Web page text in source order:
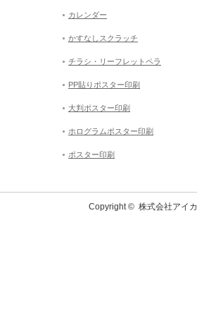
カレンダー
かすなしスクラッチ
チラシ・リーフレットペラ
PP貼りポスター印刷
大判ポスター印刷
ホログラムポスター印刷
ポスター印刷
Copyright © 株式会社アイ